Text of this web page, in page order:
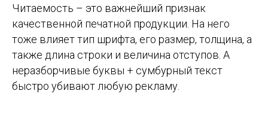
Читаемость – это важнейший признак
качественной печатной продукции. На него
тоже влияет тип шрифта, его размер, толщина, а
также длина строки и величина отступов. А
неразборчивые буквы + сумбурный текст
быстро убивают любую рекламу.